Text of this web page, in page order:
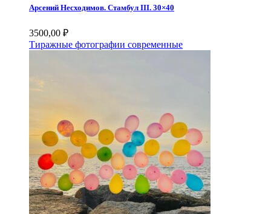
Арсений Несходимов. Стамбул III. 30×40
3500,00 ₽
Тиражные фотографии современные